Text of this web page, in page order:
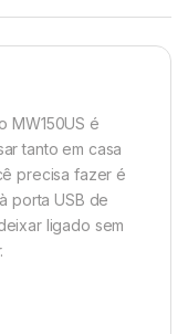
MW150US é
tanto em casa
precisa fazer é
porta USB de
ligado sem